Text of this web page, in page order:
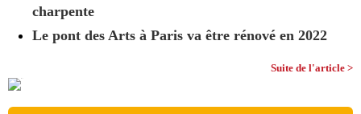
charpente
Le pont des Arts à Paris va être rénové en 2022
Suite de l'article >